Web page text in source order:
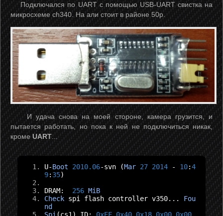
Подключался по UART с помощью USB-UART свистка на
микросхеме ch340. На али стоит в районе 50р.
И удача снова на моей стороне, камера грузится, и
пытается работать, но пока к ней не подключиться никак,
кроме UART
U-Boot 2010.06-svn (Mar 27 2014 - 10:4
9: 35)
DRAM: 256 MiB
Check spi flash controller v350...
Fou
nd
Spi (cs1 ) ID: 0xEF 0x40 0x18 0x00 0x00